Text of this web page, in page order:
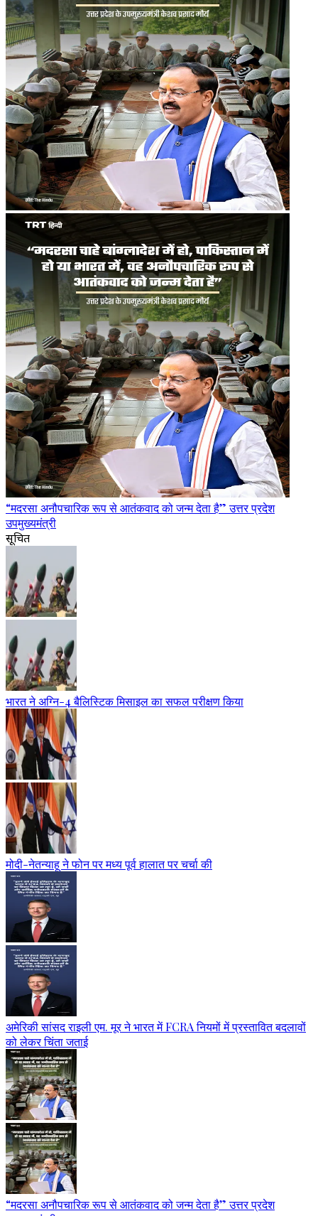
“मदरसा अनौपचारिक रूप से आतंकवाद को जन्म देता है” उत्तर प्रदेश
उपमुख्यमंत्री
सूचित
भारत ने अग्नि-4 बैलिस्टिक मिसाइल का सफल परीक्षण किया
मोदी-नेतन्याहू ने फोन पर मध्य पूर्व हालात पर चर्चा की
अमेरिकी सांसद राइली एम. मूर ने भारत में FCRA नियमों में प्रस्तावित बदलावों
को लेकर चिंता जताई
“मदरसा अनौपचारिक रूप से आतंकवाद को जन्म देता है” उत्तर प्रदेश